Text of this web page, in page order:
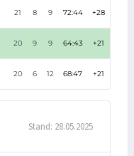
21 8 9 72:44 +28
20 9 9 64:43 +21
20 6 12 68:47 +21
Stand: 28.05.2025